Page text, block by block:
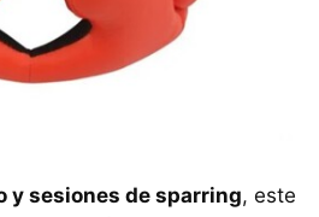
y sesiones de sparring, este